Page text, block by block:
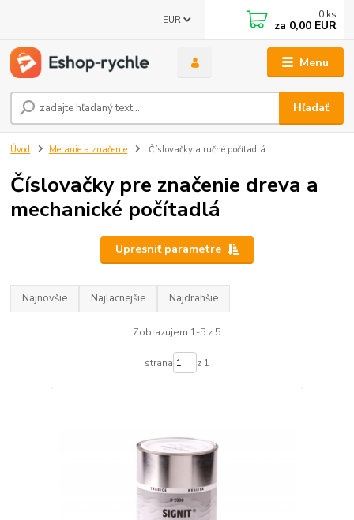
Menu
EUR
Hľadať
0 ks
za 0,00 EUR
Úvod Meranie a značenie Číslovačky a ručné počítadlá
Číslovačky pre značenie dreva a
mechanické počítadlá
Upresniť parametre
Najnovšie Najlacnejšie Najdrahšie
Zobrazujem 1-5 z 5
strana z 1